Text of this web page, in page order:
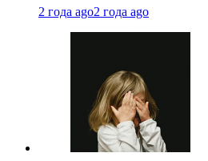
2 года ago2 года ago